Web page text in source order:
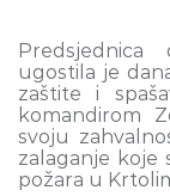
ugostila je
zaštite i
komandirom
svoju
zalaganje koje
požara u